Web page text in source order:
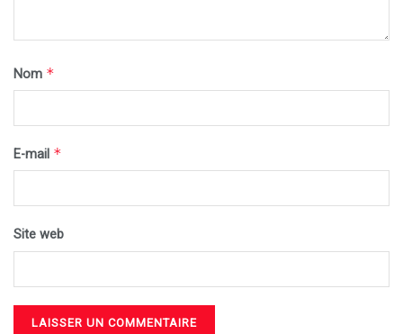
Nom *
E-mail *
Site web